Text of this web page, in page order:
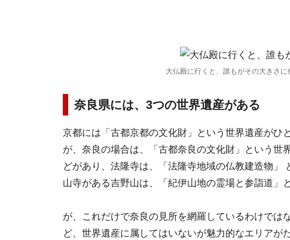
大仏殿に行くと、誰もがその大きさに
奈良県には、3つの世界遺産がある
京都には「古都京都の文化財」という世界遺産がひ
が、奈良の場合は、「古都奈良の文化財」という世
どがあり、法隆寺は、「法隆寺地域の仏教建造物」
山寺がある吉野山は、「紀伊山地の霊場と参詣道」
が、これだけで奈良の見所を網羅しているわけでは
ど、世界遺産に属してはいないが魅力的なエリアが